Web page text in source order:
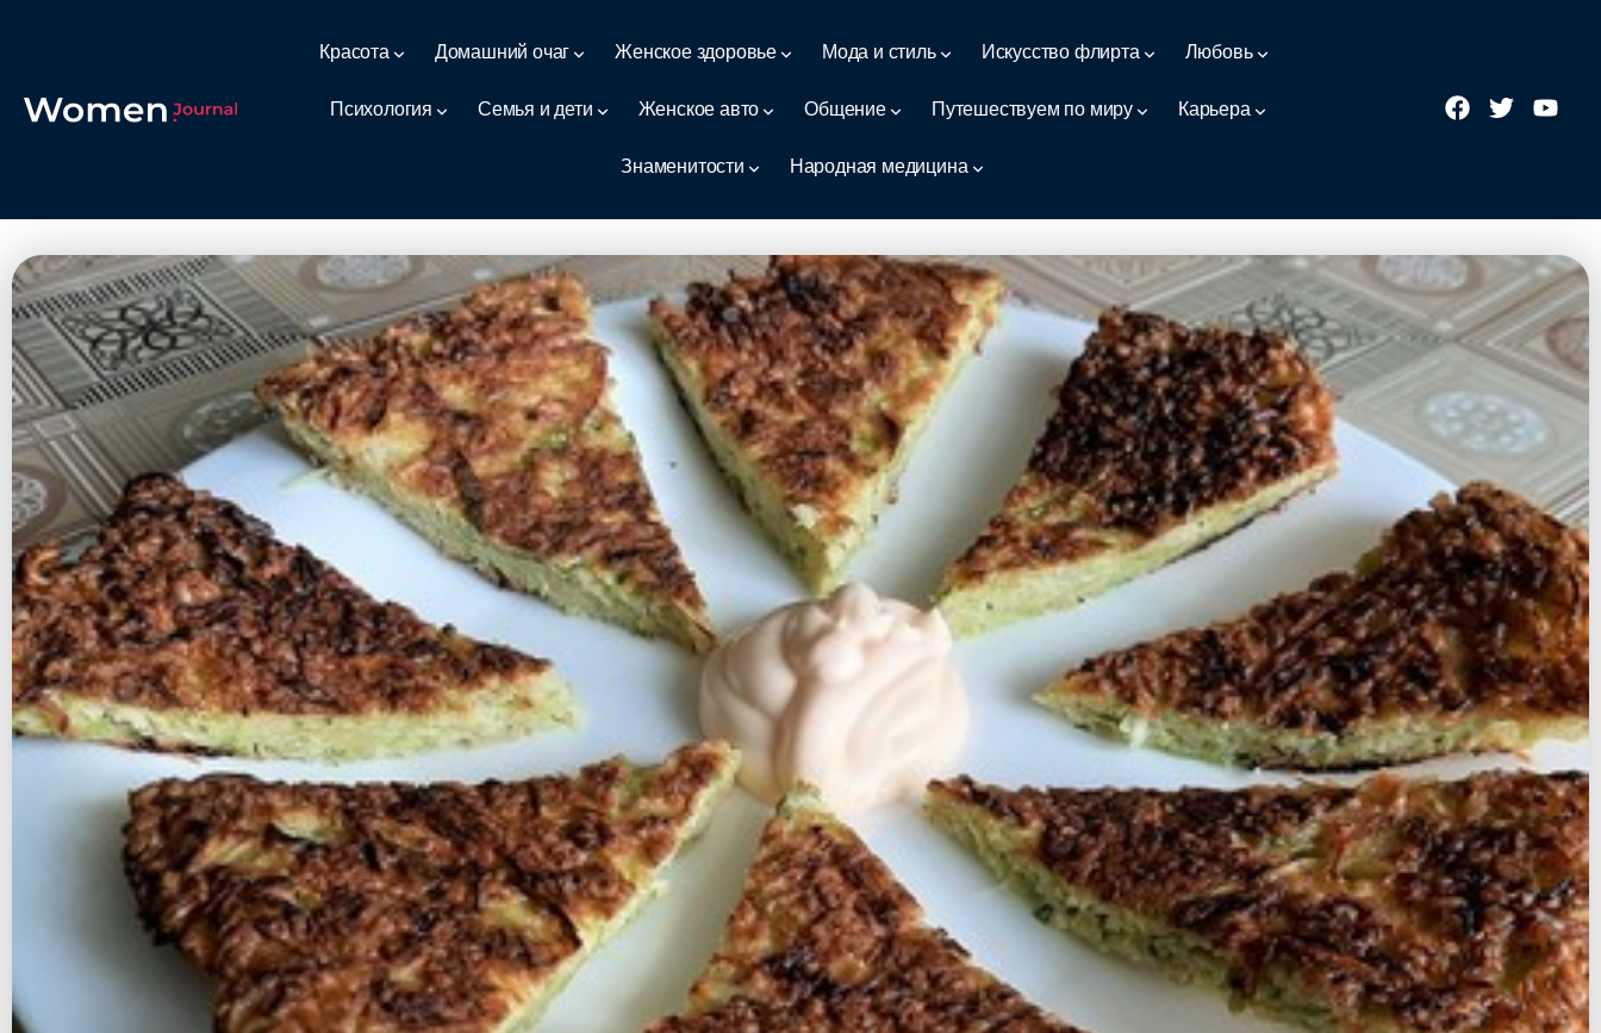
Красота Домашний очаг Женское здоровье Мода и стиль Искусство флирта Любовь
Психология Семья и дети Женское авто Общение Путешествуем по миру Карьера
Знаменитости Народная медицина